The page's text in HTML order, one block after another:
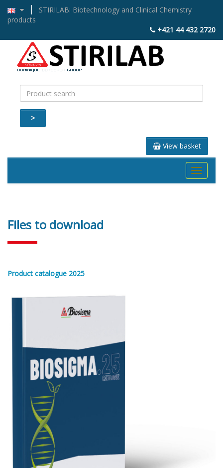
STIRILAB: Biotechnology and Clinical Chemistry
products
+421 44 432 2720
>
View basket
Toggle
Files to download
Product catalogue 2025